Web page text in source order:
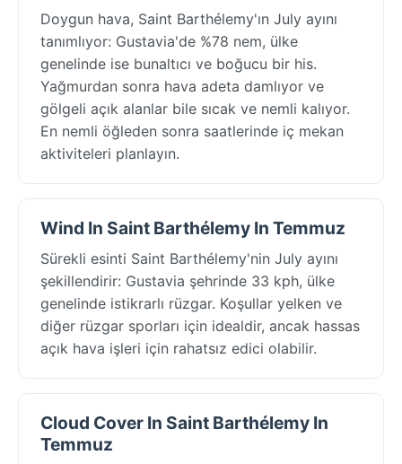
Doygun hava, Saint Barthélemy'ın July ayını
tanımlıyor: Gustavia'de %78 nem, ülke
genelinde ise bunaltıcı ve boğucu bir his.
Yağmurdan sonra hava adeta damlıyor ve
gölgeli açık alanlar bile sıcak ve nemli kalıyor.
En nemli öğleden sonra saatlerinde iç mekan
aktiviteleri planlayın.
Wind In Saint Barthélemy In Temmuz
Sürekli esinti Saint Barthélemy'nin July ayını
şekillendirir: Gustavia şehrinde 33 kph, ülke
genelinde istikrarlı rüzgar. Koşullar yelken ve
diğer rüzgar sporları için idealdir, ancak hassas
açık hava işleri için rahatsız edici olabilir.
Cloud Cover In Saint Barthélemy In
Temmuz